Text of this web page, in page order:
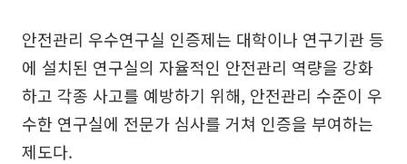
안전관리 우수연구실 인증제는 대학이나 연구기관 등
에 설치된 연구실의 자율적인 안전관리 역량을 강화
하고 각종 사고를 예방하기 위해, 안전관리 수준이 우
수한 연구실에 전문가 심사를 거쳐 인증을 부여하는
제도다.